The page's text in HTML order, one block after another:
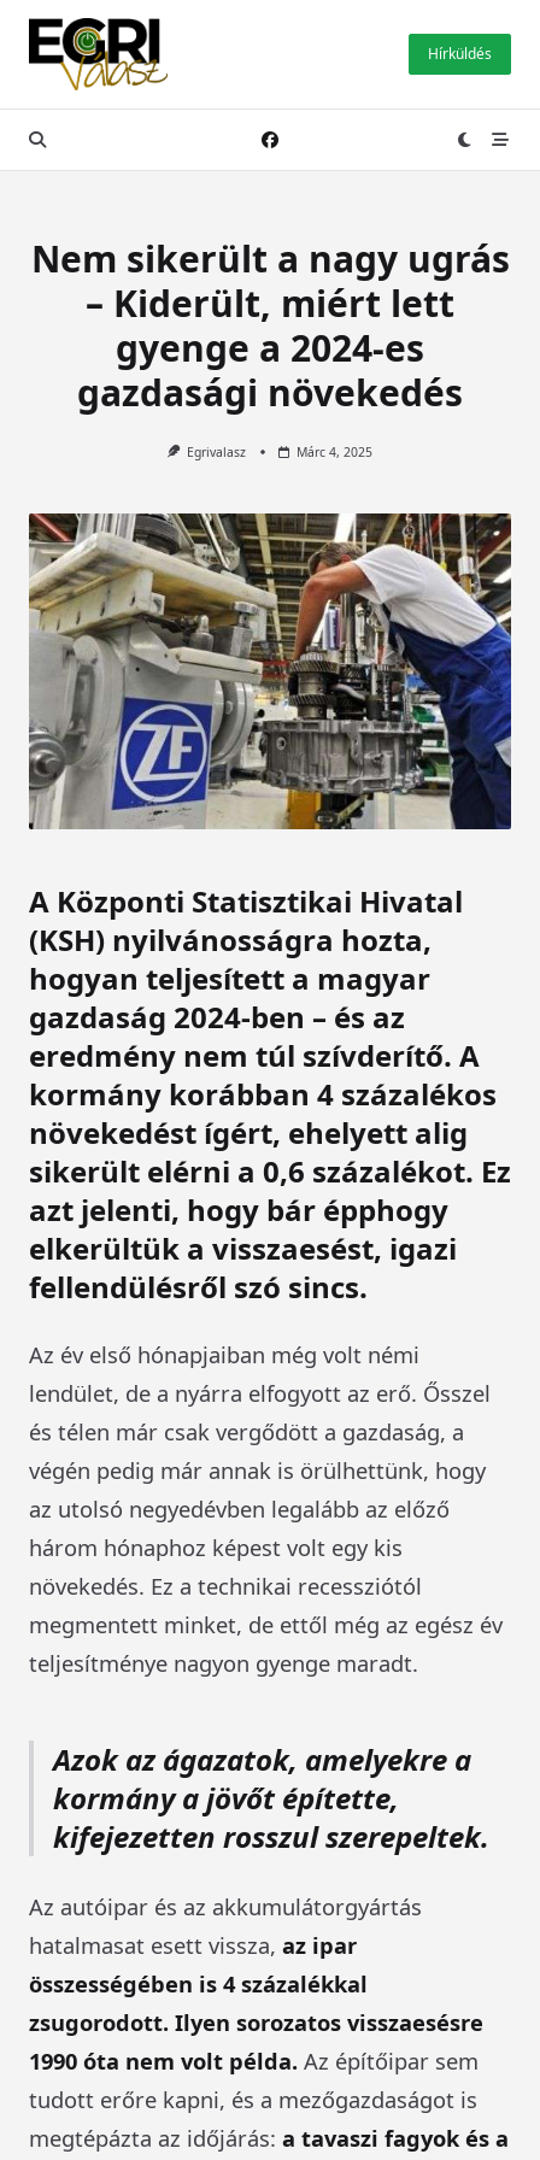
Skip
content
Hírküldés
Nem sikerült a nagy ugrás
– Kiderült, miért lett
gyenge a 2024-es
gazdasági növekedés
Egrivalasz Márc 4, 2025
A Központi Statisztikai Hivatal
(KSH) nyilvánosságra hozta,
hogyan teljesített a magyar
gazdaság 2024-ben – és az
eredmény nem túl szívderítő. A
kormány korábban 4 százalékos
növekedést ígért, ehelyett alig
sikerült elérni a 0,6 százalékot. Ez
azt jelenti, hogy bár épphogy
elkerültük a visszaesést, igazi
fellendülésről szó sincs.
Az év első hónapjaiban még volt némi
lendület, de a nyárra elfogyott az erő. Ősszel
és télen már csak vergődött a gazdaság, a
végén pedig már annak is örülhettünk, hogy
az utolsó negyedévben legalább az előző
három hónaphoz képest volt egy kis
növekedés. Ez a technikai recessziótól
megmentett minket, de ettől még az egész év
teljesítménye nagyon gyenge maradt.
Azok az ágazatok, amelyekre a
kormány a jövőt építette,
kifejezetten rosszul szerepeltek.
Az autóipar és az akkumulátorgyártás
hatalmasat esett vissza, az ipar
összességében is 4 százalékkal
zsugorodott. Ilyen sorozatos visszaesésre
1990 óta nem volt példa. Az építőipar sem
tudott erőre kapni, és a mezőgazdaságot is
megtépázta az időjárás: a tavaszi fagyok és a